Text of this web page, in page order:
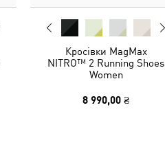
Кросівки MagMax
NITRO™ 2 Running Shoes
Women
8 990,00 ₴